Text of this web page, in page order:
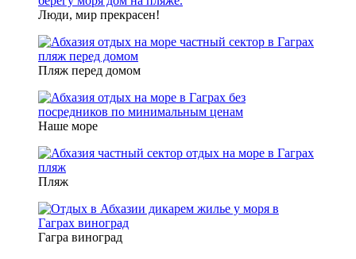
Люди, мир прекрасен!
Пляж перед домом
Наше море
Пляж
Гагра виноград